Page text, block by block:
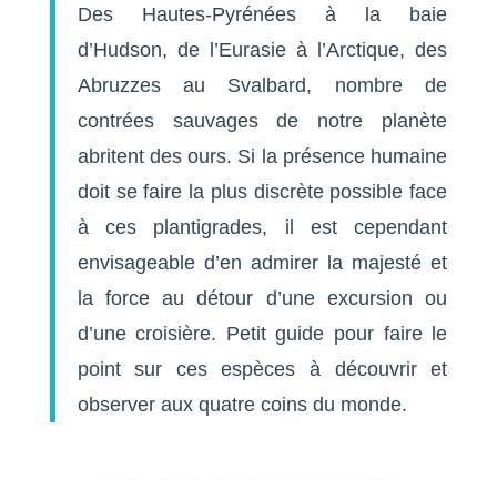
Des Hautes-Pyrénées à la baie
d’Hudson, de l’Eurasie à l’Arctique, des
Abruzzes au Svalbard, nombre de
contrées sauvages de notre planète
abritent des ours. Si la présence humaine
doit se faire la plus discrète possible face
à ces plantigrades, il est cependant
envisageable d’en admirer la majesté et
la force au détour d’une excursion ou
d’une croisière. Petit guide pour faire le
point sur ces espèces à découvrir et
observer aux quatre coins du monde.